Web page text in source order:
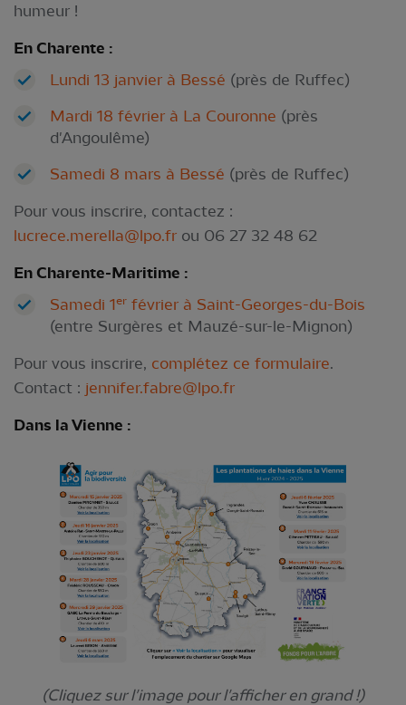
humeur !
En Charente :
Lundi 13 janvier à Bessé (près de Ruffec)
Mardi 18 février à La Couronne (près
d'Angoulême)
Samedi 8 mars à Bessé (près de Ruffec)
Pour vous inscrire, contactez :
lucrece.merella@lpo.fr ou 06 27 32 48 62
En Charente-Maritime :
Samedi 1er février à Saint-Georges-du-Bois
(entre Surgères et Mauzé-sur-le-Mignon)
Pour vous inscrire, complétez ce formulaire.
Contact : jennifer.fabre@lpo.fr
Dans la Vienne :
(Cliquez sur l'image pour l'afficher en grand !)